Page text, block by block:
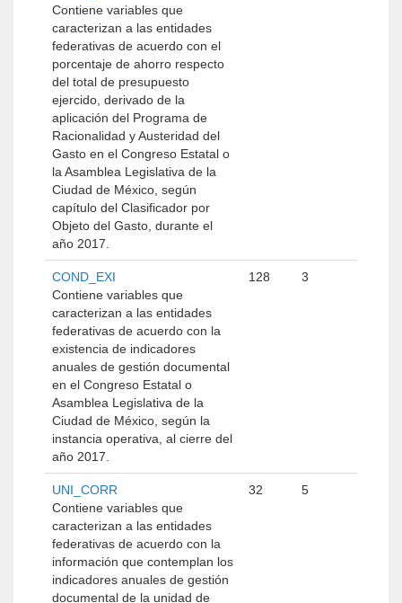
Contiene variables que
caracterizan a las entidades
federativas de acuerdo con el
porcentaje de ahorro respecto
del total de presupuesto
ejercido, derivado de la
aplicación del Programa de
Racionalidad y Austeridad del
Gasto en el Congreso Estatal o
la Asamblea Legislativa de la
Ciudad de México, según
capítulo del Clasificador por
Objeto del Gasto, durante el
año 2017.
COND_EXI
Contiene variables que
caracterizan a las entidades
federativas de acuerdo con la
existencia de indicadores
anuales de gestión documental
en el Congreso Estatal o
Asamblea Legislativa de la
Ciudad de México, según la
instancia operativa, al cierre del
año 2017.
128 3
UNI_CORR
Contiene variables que
caracterizan a las entidades
federativas de acuerdo con la
información que contemplan los
indicadores anuales de gestión
documental de la unidad de
32 5